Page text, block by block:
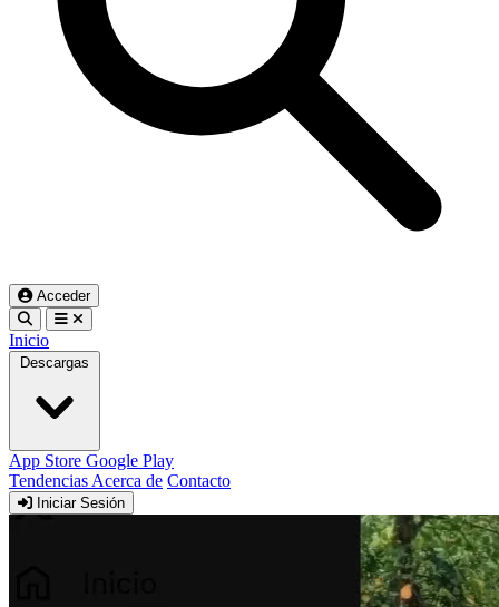
Acceder
Inicio
Descargas
App Store Google Play
Tendencias Acerca de Contacto
Iniciar Sesión